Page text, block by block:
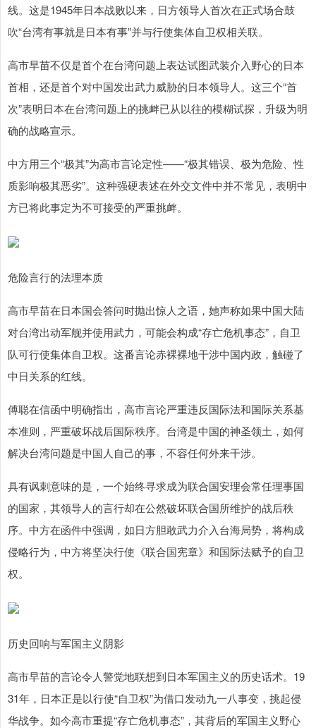
线。这是1945年日本战败以来，日方领导人首次在正式场合鼓
吹“台湾有事就是日本有事”并与行使集体自卫权相关联。
高市早苗不仅是首个在台湾问题上表达试图武装介入野心的日本
首相，还是首个对中国发出武力威胁的日本领导人。这三个“首
次”表明日本在台湾问题上的挑衅已从以往的模糊试探，升级为明
确的战略宣示。
中方用三个“极其”为高市言论定性——“极其错误、极为危险、性
质影响极其恶劣”。这种强硬表述在外交文件中并不常见，表明中
方已将此事定为不可接受的严重挑衅。
危险言行的法理本质
高市早苗在日本国会答问时抛出惊人之语，她声称如果中国大陆
对台湾出动军舰并使用武力，可能会构成“存亡危机事态”，自卫
队可行使集体自卫权。这番言论赤裸裸地干涉中国内政，触碰了
中日关系的红线。
傅聪在信函中明确指出，高市言论严重违反国际法和国际关系基
本准则，严重破坏战后国际秩序。台湾是中国的神圣领土，如何
解决台湾问题是中国人自己的事，不容任何外来干涉。
具有讽刺意味的是，一个始终寻求成为联合国安理会常任理事国
的国家，其领导人的言行却在公然破坏联合国所维护的战后秩
序。中方在函件中强调，如日方胆敢武力介入台海局势，将构成
侵略行为，中方将坚决行使《联合国宪章》和国际法赋予的自卫
权。
历史回响与军国主义阴影
高市早苗的言论令人警觉地联想到日本军国主义的历史话术。19
31年，日本正是以行使“自卫权”为借口发动九一八事变，挑起侵
华战争。如今高市重提“存亡危机事态”，其背后的军国主义野心